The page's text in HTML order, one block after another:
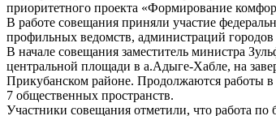
приоритетного проекта «Формирование
В работе совещания приняли участие
профильных ведомств, администраций
В начале совещания заместитель министра
центральной площади в а.Адыге-Хабле, на
Прикубанском районе. Продолжаются работы в
7 общественных пространств.
Участники совещания отметили, что работа по